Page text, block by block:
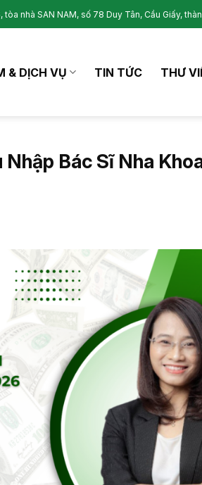
nhà SAN NAM, số 78 Duy Tân, Cầu Giấy,
& DỊCH VỤ TIN TỨC THƯ
Bác Sĩ Nha